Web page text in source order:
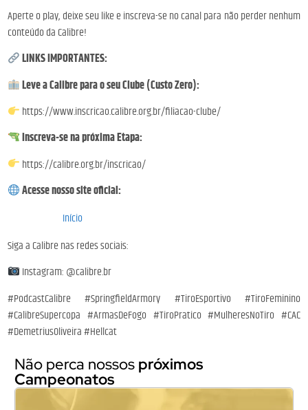
Aperte o play, deixe seu like e inscreva-se no canal para não perder nenhum
conteúdo da Calibre!
LINKS IMPORTANTES:
Leve a Calibre para o seu Clube (Custo Zero):
https://www.inscricao.calibre.org.br/filiacao-clube/
Inscreva-se na próxima Etapa:
https://calibre.org.br/inscricao/
Acesse nosso site oficial:
Início
Siga a Calibre nas redes sociais:
Instagram: @calibre.br
#PodcastCalibre #SpringfieldArmory #TiroEsportivo #TiroFeminino
#CalibreSupercopa #ArmasDeFogo #TiroPratico #MulheresNoTiro #CAC
#DemetriusOliveira #Hellcat
Não perca nossos próximos
Campeonatos